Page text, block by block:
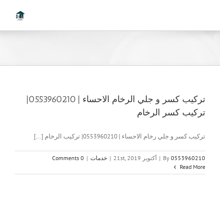
تركيب كسر و جلي الرخام الاحساء | 0553960210|
تركيب كسر الرخام
تركيب كسر و جلي رخام الاحساء | 0553960210| تركيب الرخام [...]
By 0553960210
| أكتوبر 21st, 2019 | خدمات |
0 Comments
Read More